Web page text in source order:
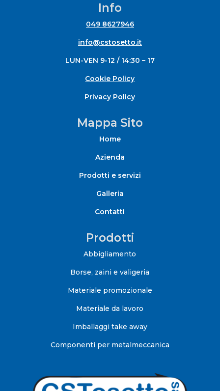
Info
049 8627946
info@cstosetto.it
LUN-VEN 9-12 / 14:30 – 17
Cookie Policy
Privacy Policy
Mappa Sito
Home
Azienda
Prodotti e servizi
Galleria
Contatti
Prodotti
Abbigliamento
Borse, zaini e valigeria
Materiale promozionale
Materiale da lavoro
Imballaggi take away
Componenti per metalmeccanica